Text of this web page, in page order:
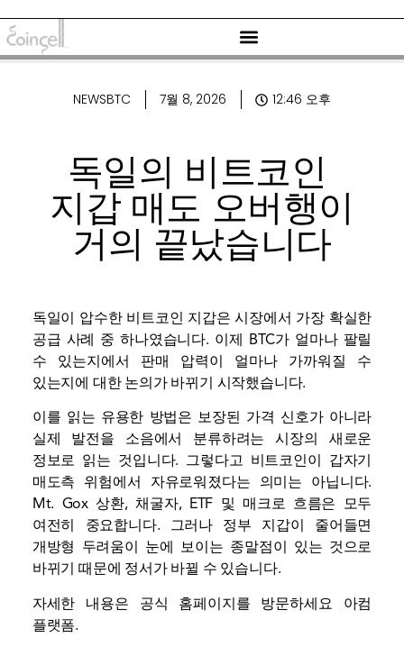
NEWSBTC 7월 8, 2026 12:46 오후
독일의 비트코인 ​​
지갑 매도 오버행이
거의 끝났습니다
독일이 압수한 비트코인 ​​지갑은 시장에서 가장 확실한
공급 사례 중 하나였습니다. 이제 BTC가 얼마나 팔릴
수 있는지에서 판매 압력이 얼마나 가까워질 수
있는지에 대한 논의가 바뀌기 시작했습니다.
이를 읽는 유용한 방법은 보장된 가격 신호가 아니라
실제 발전을 소음에서 분류하려는 시장의 새로운
정보로 읽는 것입니다. 그렇다고 비트코인이 갑자기
매도측 위험에서 자유로워졌다는 의미는 아닙니다.
Mt. Gox 상환, 채굴자, ETF 및 매크로 흐름은 모두
여전히 중요합니다. 그러나 정부 지갑이 줄어들면
개방형 두려움이 눈에 보이는 종말점이 있는 것으로
바뀌기 때문에 정서가 바뀔 수 있습니다.
자세한 내용은 공식 홈페이지를 방문하세요 아컴
플랫폼.